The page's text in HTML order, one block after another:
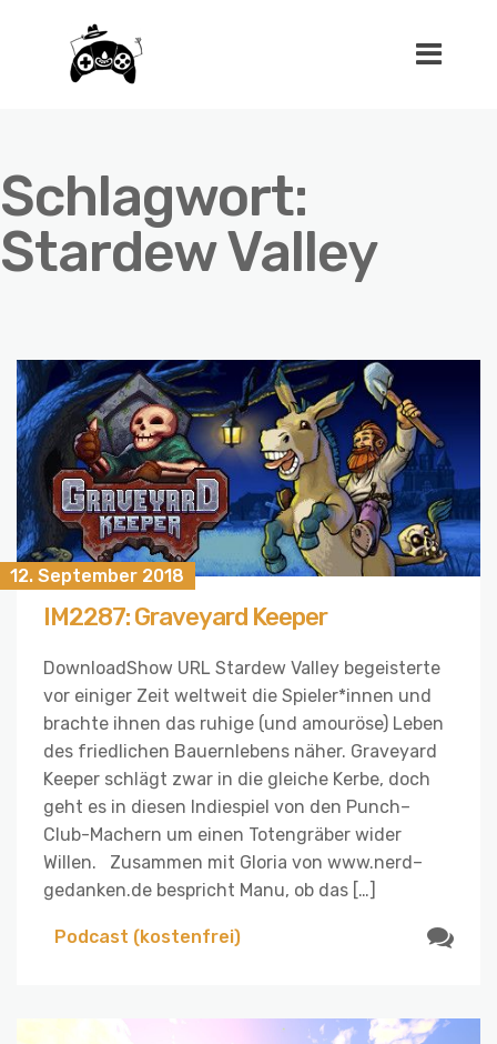
Schlagwort:
Stardew Valley
12. September 2018
IM2287: Graveyard Keeper
DownloadShow URL Stardew Valley begeisterte
vor einiger Zeit weltweit die Spieler*innen und
brachte ihnen das ruhige (und amouröse) Leben
des friedlichen Bauernlebens näher. Graveyard
Keeper schlägt zwar in die gleiche Kerbe, doch
geht es in diesen Indiespiel von den Punch–
Club-Machern um einen Totengräber wider
Willen. Zusammen mit Gloria von www.nerd–
gedanken.de bespricht Manu, ob das […]
Podcast (kostenfrei)